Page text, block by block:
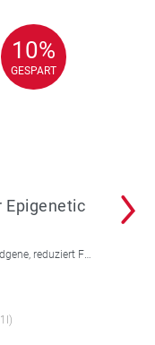
10%
GESPART
10%
GESPART
Epigenetic
Hyaluron-Filler Serum reaktiviert Jugendgene, reduziert Falten und feine Linien, spendet intensive Feuchtigkeit und strafft die Gesichtskonturen.